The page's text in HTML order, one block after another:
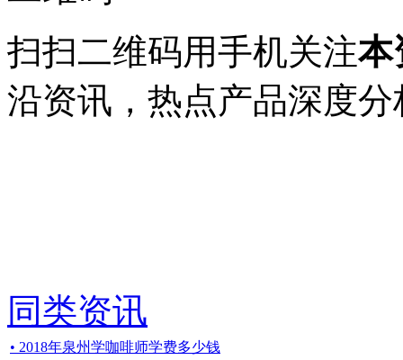
扫扫二维码用手机关注本
沿资讯，热点产品深度分
同类资讯
• 2018年泉州学咖啡师学费多少钱